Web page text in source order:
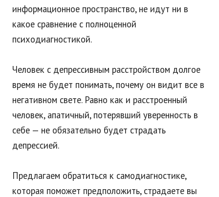
информационное пространство, не идут ни в
какое сравнение с полноценной
психодиагностикой.
Человек с депрессивным расстройством долгое
время не будет понимать, почему он видит все в
негативном свете. Равно как и расстроенный
человек, апатичный, потерявший уверенность в
себе — не обязательно будет страдать
депрессией.
Предлагаем обратиться к самодиагностике,
которая поможет предположить, страдаете вы